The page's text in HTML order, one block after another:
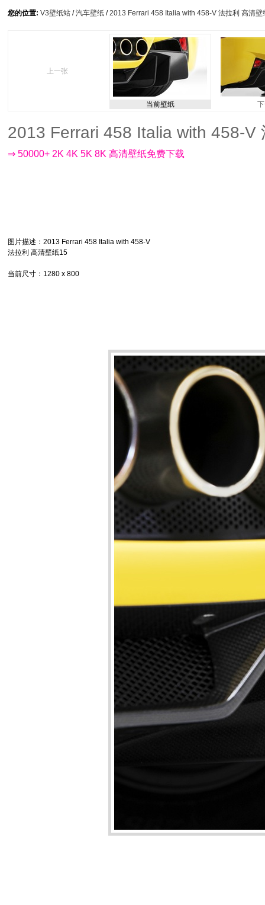
您的位置: V3壁纸站 /汽车壁纸 /2013 Ferrari 458 Italia with 458-V 法拉利 高清壁
上一张
当前壁纸
2013 Ferrari 458 Italia with 458-V
⇒ 50000+ 2K 4K 5K 8K 高清壁纸免费下载
图片描述 ：2013 Ferrari 458 Italia with 458-V
法拉利 高清壁纸15
当前尺寸 ：1280 x 800